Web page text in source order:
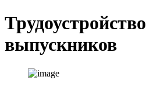
Трудоустройство
выпускников